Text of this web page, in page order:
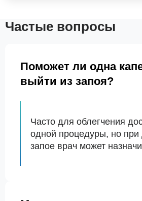
Частые вопросы
Поможет ли одна
выйти из запоя?
Часто для облегчения
одной процедуры, но при
запое врач может